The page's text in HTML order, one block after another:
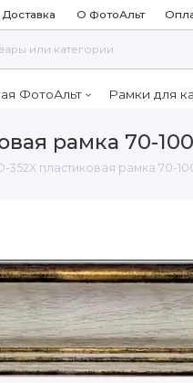
Доставка О ФотоАльт
ФотоАльт Рамки для
рамка 70-100
352X пластиковая рамка 70-